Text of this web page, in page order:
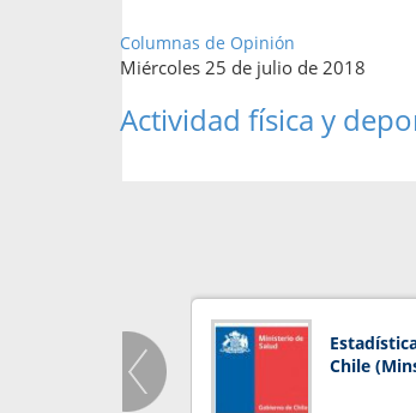
Columnas de Opinión
Miércoles 25 de julio de 2018
Actividad física y
Chile